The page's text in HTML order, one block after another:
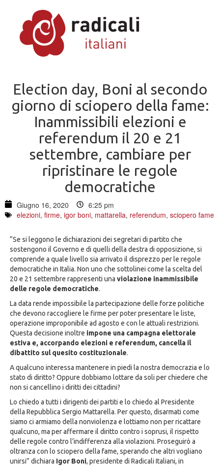
Election day, Boni al secondo
giorno di sciopero della fame:
Inammissibili elezioni e
referendum il 20 e 21
settembre, cambiare per
ripristinare le regole
democratiche
Giugno 16, 2020
6:25 pm
elezioni, firme, igor boni, mattarella, referendum, sciopero fame
“Se si leggono le dichiarazioni dei segretari di partito che
sostengono il Governo e di quelli della destra di opposizione, si
comprende a quale livello sia arrivato il disprezzo per le regole
democratiche in Italia. Non uno che sottolinei come la scelta del
20 e 21 settembre rappresenti una violazione inammissibile
delle regole democratiche.
La data rende impossibile la partecipazione delle forze politiche
che devono raccogliere le firme per poter presentare le liste,
operazione improponibile ad agosto e con le attuali restrizioni.
Questa decisione inoltre impone una campagna elettorale
estiva e, accorpando elezioni e referendum, cancella il
dibattito sul quesito costituzionale.
A qualcuno interessa mantenere in piedi la nostra democrazia e lo
stato di diritto? Oppure dobbiamo lottare da soli per chiedere che
non si cancellino i diritti dei cittadini?
Lo chiedo a tutti i dirigenti dei partiti e lo chiedo al Presidente
della Repubblica Sergio Mattarella. Per questo, disarmati come
siamo ci armiamo della nonviolenza e lottiamo non per ricattare
qualcuno, ma per affermare il diritto contro i soprusi, il rispetto
delle regole contro l’indifferenza alla violazioni. Proseguirò a
oltranza con lo sciopero della fame, sperando che altri vogliano
unirsi” dichiara Igor Boni, presidente di Radicali Italiani, in